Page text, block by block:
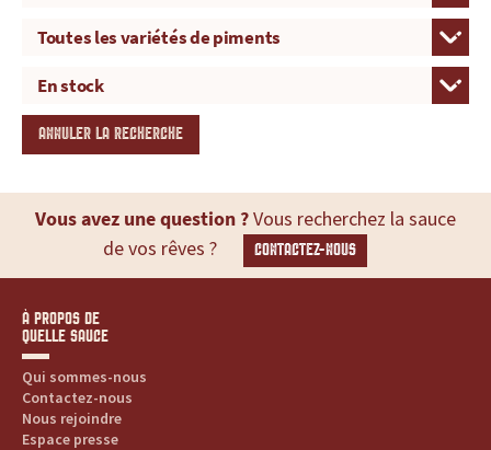
ANNULER LA RECHERCHE
Vous avez une question ?Vous recherchez la sauce
de vos rêves ?
CONTACTEZ-NOUS
À PROPOS DE
QUELLE SAUCE
Qui sommes-nous
Contactez-nous
Nous rejoindre
Espace presse